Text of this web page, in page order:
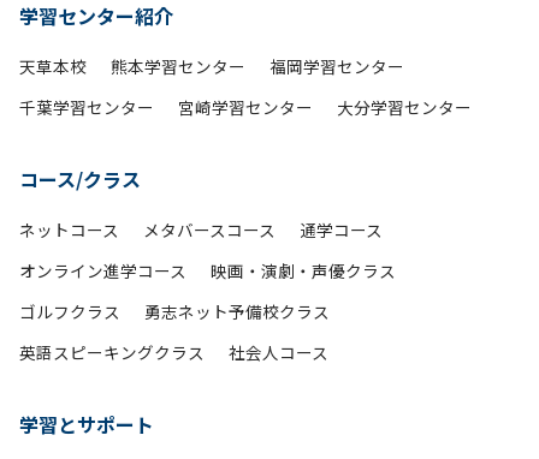
学習センター紹介
天草本校 熊本学習センター
福岡学習センター
千葉学習センター
宮崎学習センター 大分学習センター
コース/クラス
ネットコース メタバースコース
通学コース
オンライン進学コース
映画・演劇・声優クラス
ゴルフクラス
勇志ネット予備校クラス
英語スピーキングクラス
社会人コース
学習とサポート